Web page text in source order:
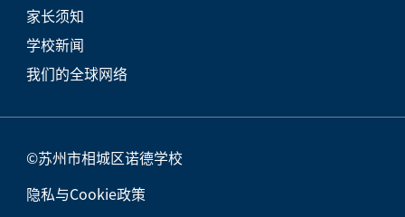
家长须知
学校新闻
我们的全球网络
©苏州市相城区诺德学校
隐私与Cookie政策